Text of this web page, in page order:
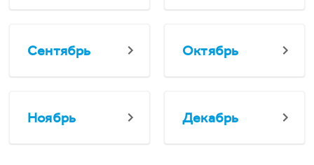
Сентябрь Октябрь
Ноябрь Декабрь